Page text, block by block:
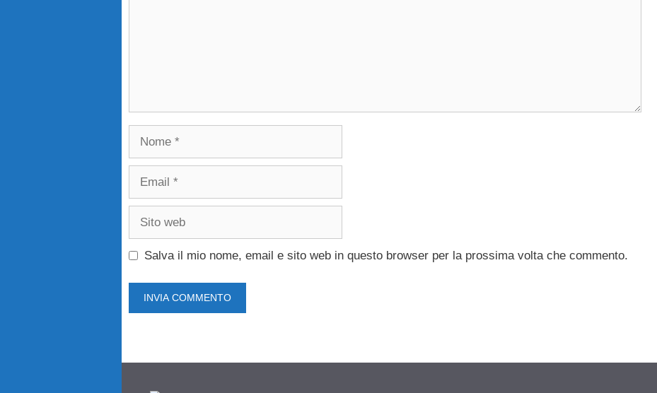
Salva il mio nome, email e sito web in questo browser per la prossima volta che commento.